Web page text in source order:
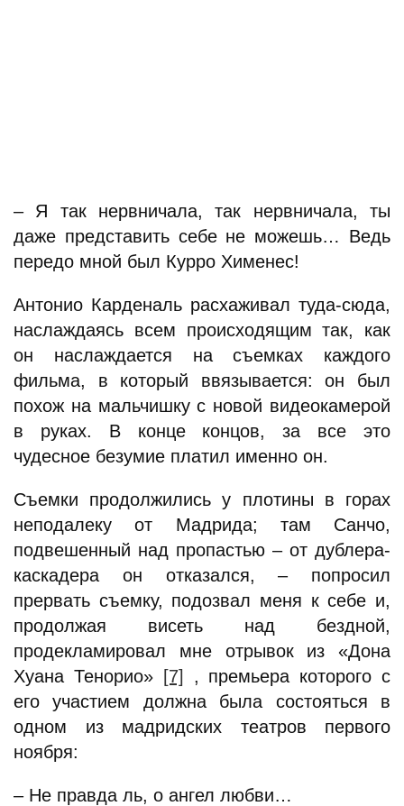
– Я так нервничала, так нервничала, ты
даже представить себе не можешь… Ведь
передо мной был Курро Хименес!
Антонио Карденаль расхаживал туда-сюда,
наслаждаясь всем происходящим так, как
он наслаждается на съемках каждого
фильма, в который ввязывается: он был
похож на мальчишку с новой видеокамерой
в руках. В конце концов, за все это
чудесное безумие платил именно он.
Съемки продолжились у плотины в горах
неподалеку от Мадрида; там Санчо,
подвешенный над пропастью – от дублера-
каскадера он отказался, – попросил
прервать съемку, подозвал меня к себе и,
продолжая висеть над бездной,
продекламировал мне отрывок из «Дона
Хуана Тенорио»
[7]
, премьера которого с
его участием должна была состояться в
одном из мадридских театров первого
ноября:
– Не правда ль, о ангел любви…